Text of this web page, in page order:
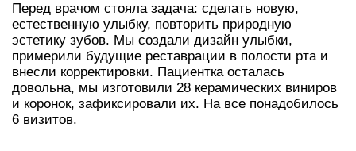
Перед врачом стояла задача: сделать новую,
естественную улыбку, повторить природную
эстетику зубов. Мы создали дизайн улыбки,
примерили будущие реставрации в полости рта и
внесли корректировки. Пациентка осталась
довольна, мы изготовили 28 керамических виниров
и коронок, зафиксировали их. На все понадобилось
6 визитов.